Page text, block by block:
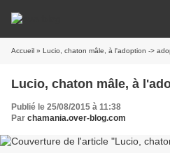
Accueil » Lucio, chaton mâle, à l'adoption ->
Lucio, chaton mâle, à
Publié le 25/08/2015 à 11:38
Par chamania.over-blog.com